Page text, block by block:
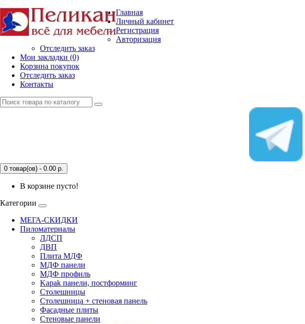
Главная
Личный кабинет
Регистрация
Авторизация
Отследить заказ
Мои закладки (0)
Корзина покупок
Отследить заказ
Контакты
0 товар(ов) - 0.00 р.
В корзине пусто!
Категории
МЕГА-СКИДКИ
Пиломатериалы
ЛДСП
ДВП
Плита МДФ
МДФ панели
МДФ профиль
Kapak панели, постформинг
Столешницы
Столешница + стеновая панель
Фасадные плиты
Стеновые панели